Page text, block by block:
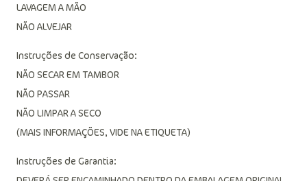
LAVAGEM A MÃO
NÃO ALVEJAR
Instruções de Conservação:
NÃO SECAR EM TAMBOR
NÃO PASSAR
NÃO LIMPAR A SECO
(MAIS INFORMAÇÕES, VIDE NA ETIQUETA)
Instruções de Garantia: